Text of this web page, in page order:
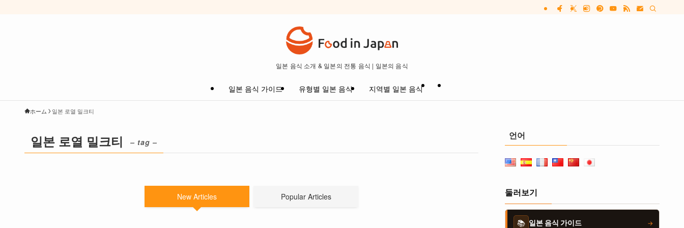
일본 음식 소개 & 일본의 전통 음식 | 일본의 음식
일본 음식 가이드 유형별 일본 음식 지역별 일본 음식
ホーム 일본 로열 밀크티
일본 로열 밀크티 – tag –
New Articles Popular Articles
언어
둘러보기
📚 일본 음식 가이드 →